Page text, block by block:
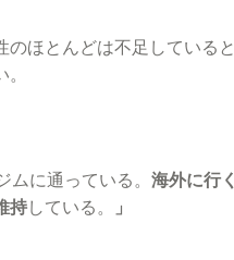
ほとんどは不足していると
に通っている。 海外に行く
持している。 」